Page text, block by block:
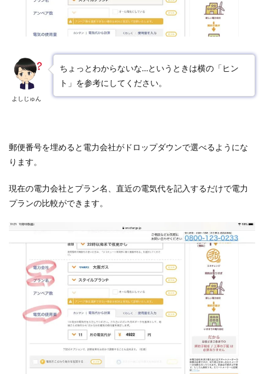
よしじゅん
ちょっとわからないな…というときは横の「ヒン
ト」を参考にしてください。
郵便番号を埋めると電力会社がドロップダウンで選べるようにな
ります。
現在の電力会社とプラン名、直近の電気代を記入するだけで電力
プランの比較ができます。